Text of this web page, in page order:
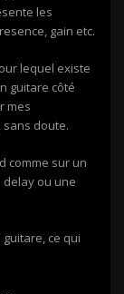
les
gain etc.
lequel existe
guitare côté
mes
sans doute.
comme sur un
delay ou une
ce qui